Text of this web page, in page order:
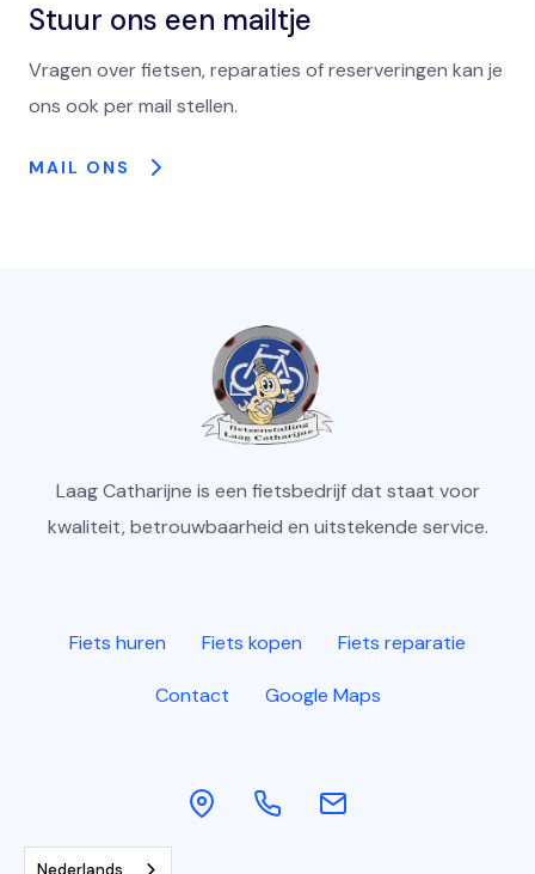
Stuur ons een mailtje
Vragen over fietsen, reparaties of reserveringen kan je
ons ook per mail stellen.
MAIL ONS
Laag Catharijne is een fietsbedrijf dat staat voor
kwaliteit, betrouwbaarheid en uitstekende service.
Fiets huren Fiets kopen Fiets reparatie
Contact Google Maps
Nederlands